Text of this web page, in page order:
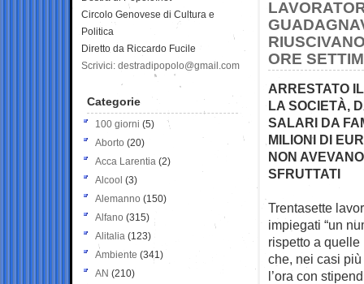
ORE
ARRESTATO
LA SOCIETÀ,
SALARI DA
MILIONI DI
NON
SFRUTTATI
Trentasette
impiegati “un
rispetto a
che, nei casi
l’ora con
Circolo Genovese di Cultura e
Politica
Diretto da Riccardo Fucile
Scrivici: destradipopolo@gmail.com
Categorie
100 giorni (5)
Aborto (20)
Acca Larentia (2)
Alcool (3)
Alemanno (150)
Alfano (315)
Alitalia (123)
Ambiente (341)
AN (210)